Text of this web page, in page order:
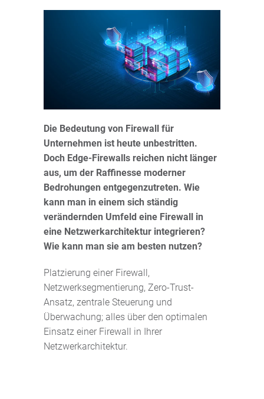
Die Bedeutung von Firewall für
Unternehmen ist heute unbestritten.
Doch Edge-Firewalls reichen nicht länger
aus, um der Raffinesse moderner
Bedrohungen entgegenzutreten. Wie
kann man in einem sich ständig
verändernden Umfeld eine Firewall in
eine Netzwerkarchitektur integrieren?
Wie kann man sie am besten nutzen?
Platzierung einer Firewall,
Netzwerksegmentierung, Zero-Trust-
Ansatz, zentrale Steuerung und
Überwachung; alles über den optimalen
Einsatz einer Firewall in Ihrer
Netzwerkarchitektur.